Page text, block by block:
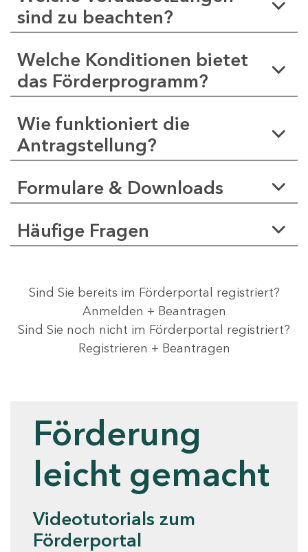
sind zu beachten?
Welche Konditionen bietet
das Förderprogramm?
Wie funktioniert die
Antragstellung?
Formulare & Downloads
Häufige Fragen
Sind Sie bereits im Förderportal registriert?
Anmelden + Beantragen
Sind Sie noch nicht im Förderportal registriert?
Registrieren + Beantragen
Förderung
leicht gemacht
Videotutorials zum
Förderportal